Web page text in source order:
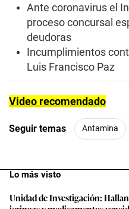
Ante coronavirus el
proceso concursal
deudoras
Incumplimientos
Luis Francisco Paz
Video recomendado
Seguir temas Antamina
Lo más visto
Unidad de Investigación: